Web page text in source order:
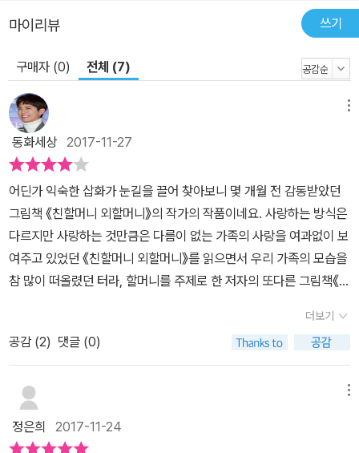
마이리뷰 쓰기
구매자 (0) 전체 (7)
동화세상2017-11-27
어딘가 익숙한 삽화가 눈길을 끌어 찾아보니 몇 개월 전 감동받았던
그림책 《친할머니 외할머니》의 작가의 작품이네요. 사랑하는 방식은
다르지만 사랑하는 것만큼은 다름이 없는 가족의 사랑을 여과없이 보
여주고 있었던 《친할머니 외할머니》를 읽으면서 우리 가족의 모습을
참 많이 떠올렸던 터라, 할머니를 주제로 한 저자의 또다른 그림책《나
의 사랑이 담뿍 느껴지는 듯 하네요. 할머니가 계시다는 건 또다른
든든함인 거 같아요. 어린 시절 할머니는 아빠 엄마보다 더 힘이 세다
는 느낌을 받곤 했습니다. 힘이 센 아빠도 할머니의 한 마디에 꼼짝 못
하셨으니 할머니는 정말 대장처럼 느껴졌지요. 저자도 저와 같은 느
낌을 가졌었나 봅니다. 이 책에 등장하는 아이는 할머니와 둘이서만
살고 있어요. 하지만 아이는 전혀 외로워보이지 않습니다. 아이는 할
더보기
공감 (2) 댓글 (0)
정은희 2017-11-24